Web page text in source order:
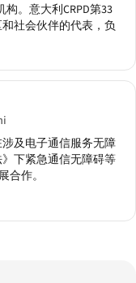
。意大利CRPD第33
社会伙伴的代表，负
及电子通信服务无障
下紧急通信无障碍等
合作。